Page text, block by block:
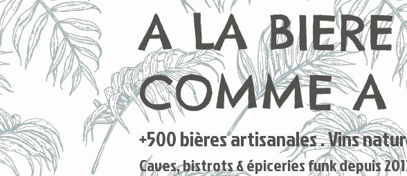
+500 bières artisanales . Vins
Caves, bistrots & épiceries funk depuis
A LA BIERE
COMME A